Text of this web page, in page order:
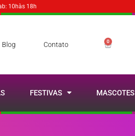
10hàs 18h
Blog Contato 0
FESTIVAS MASCOTES